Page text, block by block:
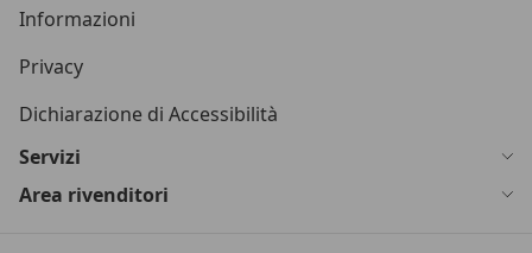
Informazioni
Privacy
Dichiarazione di Accessibilità
Servizi
Area rivenditori